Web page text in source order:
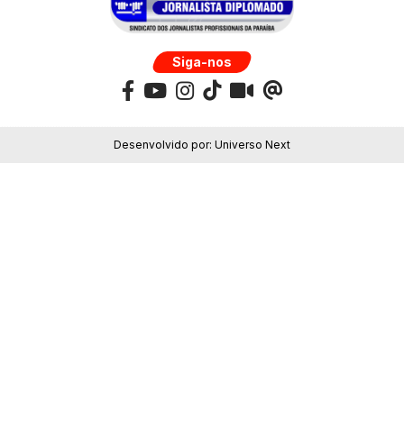
Siga-nos
Desenvolvido por: Universo Next